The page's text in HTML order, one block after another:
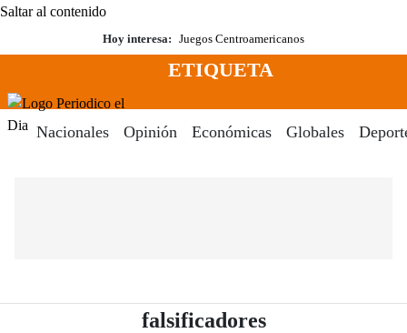
Saltar al contenido
Hoy interesa: Juegos Centroamericanos
Menú
ETIQUETA
Nacionales Opinión Económicas Globales
falsificadores- Periódico El